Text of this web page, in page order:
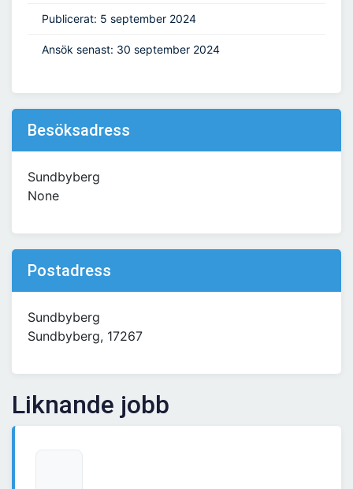
Publicerat: 5 september 2024
Ansök senast: 30 september 2024
Besöksadress
Sundbyberg
None
Postadress
Sundbyberg
Sundbyberg, 17267
Liknande jobb